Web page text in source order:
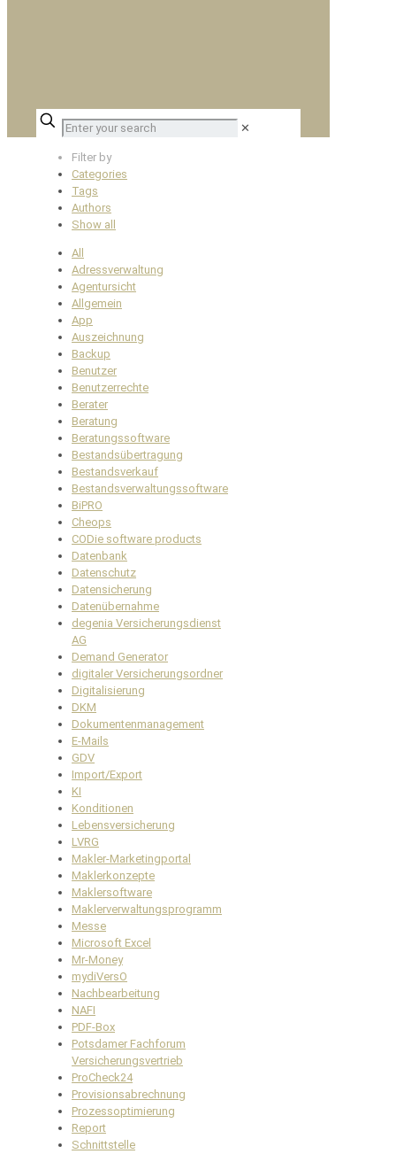
✕
Filter by
Categories
Tags
Authors
Show all
All
Adressverwaltung
Agentursicht
Allgemein
App
Auszeichnung
Backup
Benutzer
Benutzerrechte
Berater
Beratung
Beratungssoftware
Bestandsübertragung
Bestandsverkauf
Bestandsverwaltungssoftware
BiPRO
Cheops
CODie software products
Datenbank
Datenschutz
Datensicherung
Datenübernahme
degenia Versicherungsdienst
AG
Demand Generator
digitaler Versicherungsordner
Digitalisierung
DKM
Dokumentenmanagement
E-Mails
GDV
Import/Export
KI
Konditionen
Lebensversicherung
LVRG
Makler-Marketingportal
Maklerkonzepte
Maklersoftware
Maklerverwaltungsprogramm
Messe
Microsoft Excel
Mr-Money
mydiVersO
Nachbearbeitung
NAFI
PDF-Box
Potsdamer Fachforum
Versicherungsvertrieb
ProCheck24
Provisionsabrechnung
Prozessoptimierung
Report
Schnittstelle